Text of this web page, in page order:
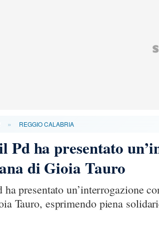
» REGGIO CALABRIA
Pd ha presentato
di Gioia Tauro
ha presentato un’interrogazione
Tauro, esprimendo piena